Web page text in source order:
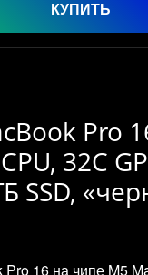
КУПИТЬ
Pro
32C
SSD,
16 на чипе M5